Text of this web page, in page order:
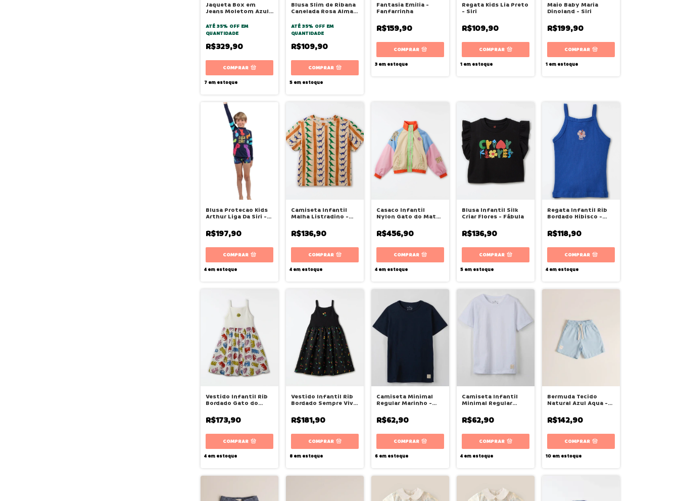
Jaqueta Box em
Jeans Moletom Azul
ATÉ 35% OFF EM
QUANTIDADE
R$329,90
COMPRAR
7em estoque
Blusa Slim de Ribana
Canelada Rosa Alma -
ATÉ 35% OFF EM
QUANTIDADE
R$109,90
COMPRAR
5em estoque
Fantasia Emilia -
Fanfarrinha
R$159,90
COMPRAR
3em estoque
Regata Kids Lia Preto
- Siri
R$109,90
COMPRAR
1em estoque
Maio Baby Maria
Dinoland - Siri
R$199,90
COMPRAR
1em estoque
Blusa Protecao Kids
Arthur Liga Da Siri -
R$197,90
COMPRAR
4em estoque
Camiseta Infantil
Malha Listradino -
R$136,90
COMPRAR
4em estoque
Casaco Infantil
Nylon Gato do Mato
R$456,90
COMPRAR
4em estoque
Blusa Infantil Silk
Criar Flores - Fábula
R$136,90
COMPRAR
5em estoque
Regata Infantil Rib
Bordado Hibisco -
R$118,90
COMPRAR
4em estoque
Vestido Infantil Rib
Bordado Gato do
R$173,90
COMPRAR
4em estoque
Vestido Infantil Rib
Bordado Sempre Viva
R$181,90
COMPRAR
8em estoque
Camiseta Minimal
Regular Marinho -
R$62,90
COMPRAR
6em estoque
Camiseta Infantil
Minimal Regular
R$62,90
COMPRAR
4em estoque
Bermuda Tecido
Natural Azul Aqua -
R$142,90
COMPRAR
10em estoque